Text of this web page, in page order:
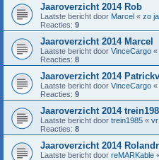
Jaaroverzicht 2014 Rob
Laatste bericht door Marcel « zo
Reacties: 9
Jaaroverzicht 2014 Marcel
Laatste bericht door VinceCargo «
Reacties: 8
Jaaroverzicht 2014
Laatste bericht door VinceCargo «
Reacties: 9
Jaaroverzicht 2014
Laatste bericht door trein1985 « vr
Reacties: 8
Jaaroverzicht 2014
Laatste bericht door reMARKable